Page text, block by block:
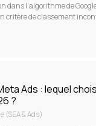
dans l'algorithme de
critère de classement
Ads : lequel
?
(SEA & Ads)